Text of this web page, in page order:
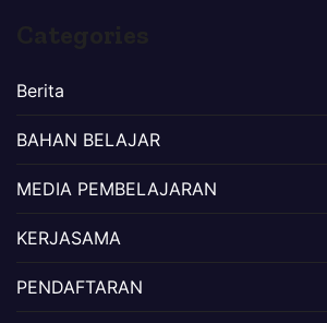
Berita
BAHAN BELAJAR
MEDIA PEMBELAJARAN
KERJASAMA
PENDAFTARAN